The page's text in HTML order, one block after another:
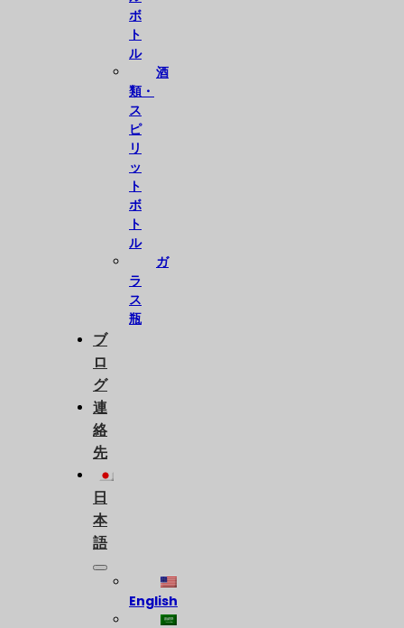
ボ
ト
ル
酒
類・
ス
ピ
リ
ッ
ト
ボ
ト
ル
ガ
ラ
ス
瓶
ブ
ロ
グ
連
絡
先
日
本
語
English